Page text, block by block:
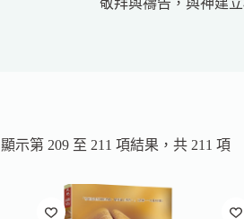
敬拜與禱告，與神建
顯示第 209 至 211 項結果，共 211 項依
項